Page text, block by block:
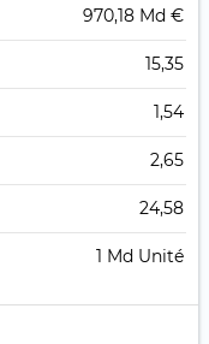
970,18 Md €
15,35
1,54
2,65
24,58
1 Md Unité